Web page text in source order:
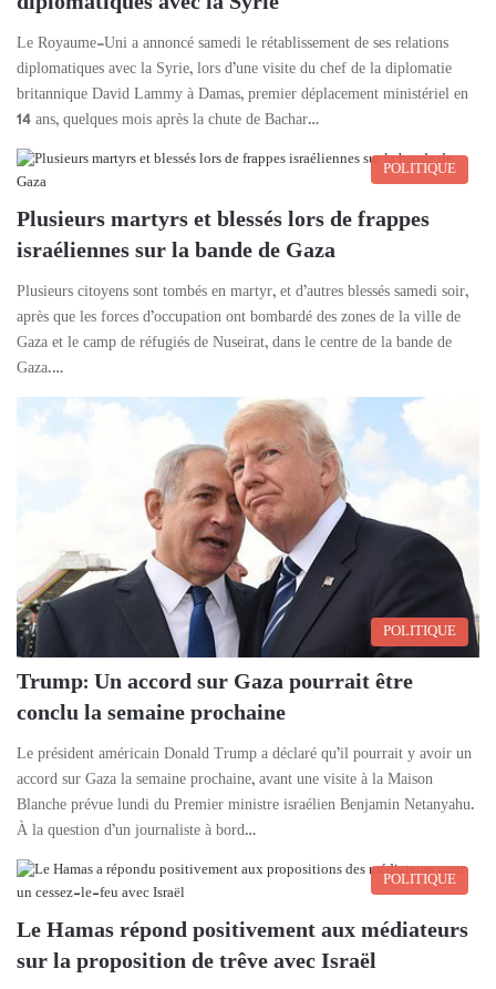
Le Royaume-Uni a annoncé samedi le rétablissement de ses relations
diplomatiques avec la Syrie, lors d’une visite du chef de la diplomatie
britannique David Lammy à Damas, premier déplacement ministériel en
14 ans, quelques mois après la chute de Bachar…
POLITIQUE
Plusieurs martyrs et blessés lors de frappes
israéliennes sur la bande de Gaza
Plusieurs citoyens sont tombés en martyr, et d’autres blessés samedi soir,
après que les forces d’occupation ont bombardé des zones de la ville de
Gaza et le camp de réfugiés de Nuseirat, dans le centre de la bande de
Gaza.…
POLITIQUE
Trump: Un accord sur Gaza pourrait être
conclu la semaine prochaine
Le président américain Donald Trump a déclaré qu’il pourrait y avoir un
accord sur Gaza la semaine prochaine, avant une visite à la Maison
Blanche prévue lundi du Premier ministre israélien Benjamin Netanyahu.
À la question d’un journaliste à bord…
POLITIQUE
Le Hamas répond positivement aux médiateurs
sur la proposition de trêve avec Israël